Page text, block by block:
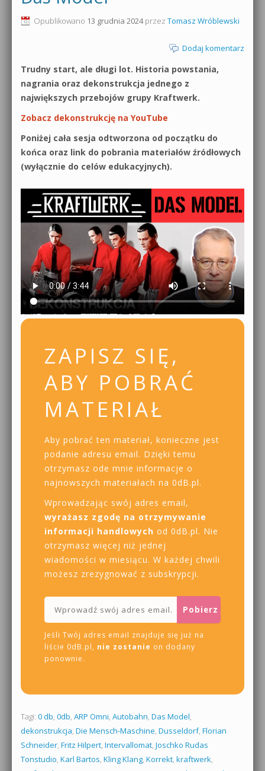
Produkcja muzyczna od podstaw
Sound Forge od podstaw
Dubstep z syntezatorem Massive
Kontakt 5 Kompendium
0dB.pl - informacje
Materiały dla mediów
Archiwum aktualności
Polityka prywatności
Regulamin
Wyszukiwanie
Opublikowano 13 grudnia 2024przez Tomasz Wróblewski
Dodaj komentarz
Trudny start, ale długi lot. Historia powstania,
nagrania oraz dekonstrukcja jednego z
największych przebojów grupy Kraftwerk.
Zobacz dekonstrukcję na YouTube
Poniżej cała sesja odtworzona od początku do
końca oraz link do pobrania materiałów źródłowych
(wyłącznie do celów edukacyjnych).
ZAPISZ SIĘ,
ABY POBRAĆ
MATERIAŁ
Aby pobrać ten materiał, konieczne jest
podanie adresu email. Dzięki temu
otrzymasz ode mnie informacje o
najnowszych materiałach na 0dB.pl.
Wprowadzając swój adres email,
wyrażasz zgodę na otrzymywanie
informacji handlowych od 0dB.pl. Nie
otrzymasz więcej niż jednej
wiadomości w miesiącu. W każdej chwili
możesz zrezygnować z subskrypcji.
Jeśli Twój adres email znajduje się już na
liście 0dB.pl, nie zostanie on dodany
ponownie.
Tagi: 0 db, 0db, ARP Omni, Autobahn, Das Model,
dekonstrukcja, Die Mensch-Maschine, Dusseldorf, Florian
Schneider, Fritz Hilpert, Intervallomat, Joschko Rudas
Tonstudio, Karl Bartos, Kling Klang, Korrekt, kraftwerk,